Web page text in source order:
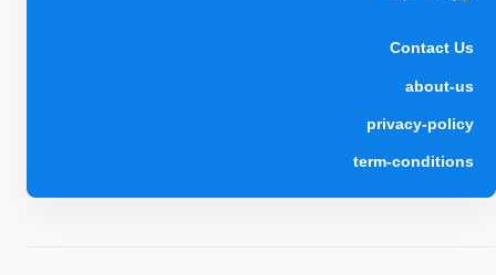
Contact Us
about-us
privacy-policy
term-conditions